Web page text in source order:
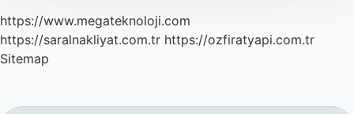
https://www.megateknoloji.com
https://saralnakliyat.com.tr https://ozfiratyapi.com.tr
Sitemap